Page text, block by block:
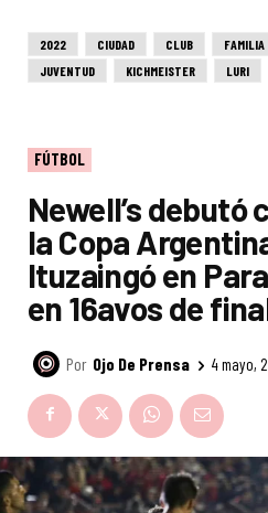
2022 CIUDAD CLUB FAMILIA
JUVENTUD
KICHMEISTER LURI